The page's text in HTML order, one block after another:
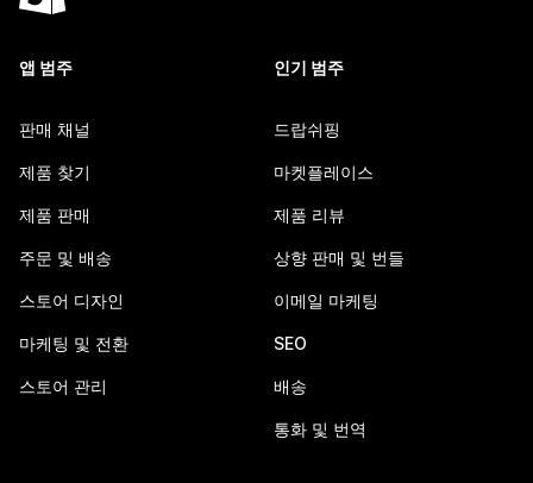
앱 범주
판매 채널
제품 찾기
제품 판매
주문 및 배송
스토어 디자인
마케팅 및 전환
스토어 관리
인기 범주
드랍쉬핑
마켓플레이스
제품 리뷰
상향 판매 및 번들
이메일 마케팅
SEO
배송
통화 및 번역